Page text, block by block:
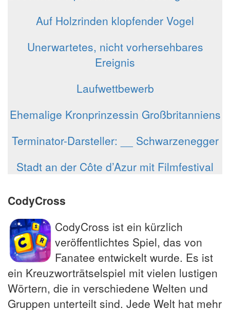
Auf Holzrinden klopfender Vogel
Unerwartetes, nicht vorhersehbares
Ereignis
Laufwettbewerb
Ehemalige Kronprinzessin Großbritanniens
Terminator-Darsteller: __ Schwarzenegger
Stadt an der Côte d’Azur mit Filmfestival
CodyCross
CodyCross ist ein kürzlich
veröffentlichtes Spiel, das von
Fanatee entwickelt wurde. Es ist
ein Kreuzworträtselspiel mit vielen lustigen
Wörtern, die in verschiedene Welten und
Gruppen unterteilt sind. Jede Welt hat mehr